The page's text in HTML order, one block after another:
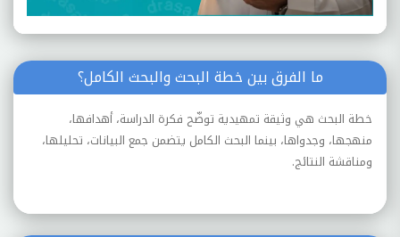
ما الفرق بين خطة البحث والبحث الكامل؟
خطة البحث هي وثيقة تمهيدية توضّح فكرة الدراسة، أهدافها،
منهجها، وجدواها، بينما البحث الكامل يتضمن جمع البيانات، تحليلها،
ومناقشة النتائج.